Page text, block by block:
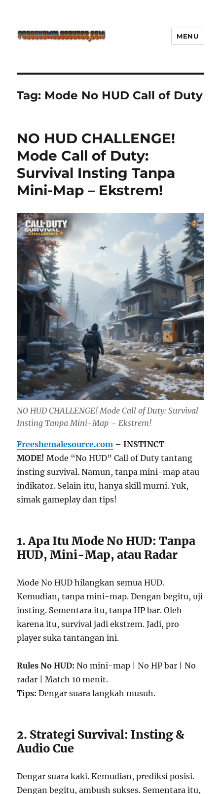
Defense Main Game Ini Pasti
Ketagihan!
MENU
Tag: Mode No HUD Call of Duty
NO HUD CHALLENGE!
Mode Call of Duty:
Survival Insting Tanpa
Mini-Map – Ekstrem!
NO HUD CHALLENGE! Mode Call of Duty: Survival
Insting Tanpa Mini-Map – Ekstrem!
Freeshemalesource.com – INSTINCT
MODE! Mode “No HUD” Call of Duty tantang
insting survival. Namun, tanpa mini-map atau
indikator. Selain itu, hanya skill murni. Yuk,
simak gameplay dan tips!
1. Apa Itu Mode No HUD: Tanpa
HUD, Mini-Map, atau Radar
Mode No HUD hilangkan semua HUD.
Kemudian, tanpa mini-map. Dengan begitu, uji
insting. Sementara itu, tanpa HP bar. Oleh
karena itu, survival jadi ekstrem. Jadi, pro
player suka tantangan ini.
Rules No HUD: No mini-map | No HP bar | No
radar | Match 10 menit.
Tips: Dengar suara langkah musuh.
2. Strategi Survival: Insting &
Audio Cue
Dengar suara kaki. Kemudian, prediksi posisi.
Dengan begitu, ambush sukses. Sementara itu,